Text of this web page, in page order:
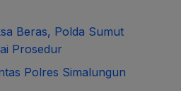
Beras, Polda Sumut
Prosedur
Polres Simalungun